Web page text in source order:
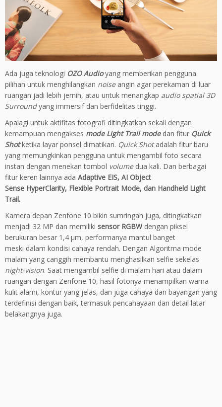
Ada juga teknologi OZO Audioyang memberikan pengguna
pilihan untuk menghilangkan noise angin agar perekaman di luar
ruangan jadi lebih jernih, atau untuk menangkap audio spatial 3D
Surroundyang immersifdan berfidelitas tinggi.
Apalagi untuk aktifitas fotografi ditingkatkan sekali dengan
kemampuan mengakses mode LightTrail modedan fitur Quick
Shotketika layar ponsel dimatikan. Quick Shotadalah fitur baru
yang memungkinkan pengguna untuk mengambil foto secara
instan dengan menekan tombol volumedua kali. Dan berbagai
fitur keren lainnya ada Adaptive EIS, AI Object
Sense HyperClarity, Flexible Portrait Mode, dan Handheld Light
Trail.
Kamera depan Zenfone 10 bikin sumringah juga, ditingkatkan
menjadi 32 MP dan memiliki sensor RGBW dengan piksel
berukuran besar 1,4 μm, performanya mantul banget
meski dalam kondisi cahaya rendah. Dengan Algoritma mode
malam yang canggih membantu menghasilkan selfie sekelas
night-vision. Saat mengambil selfie di malam hari atau dalam
ruangan dengan Zenfone 10, hasil fotonya menampilkan warna
kulit alami, kontur yang jelas, dan juga cahaya dan bayangan yang
terdefinisi dengan baik, termasuk pencahayaan dan detail latar
belakangnya juga.